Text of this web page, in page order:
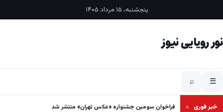
پنجشنبه، ۱۵ مرداد ۱۴۰۵
نور رویایی نیوز
☰
⌕
خبر فوری فراخوان سومین جشنواره «عکس تهران» منتشر شد